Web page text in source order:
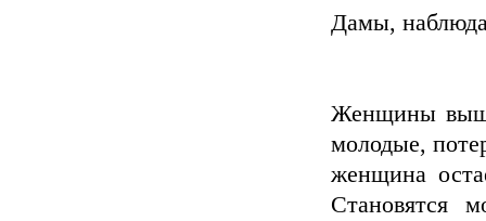
Дамы,
Женщины выше
молодые,
женщина
Становятся